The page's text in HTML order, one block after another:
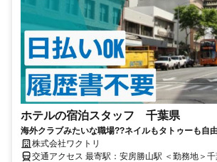
ホテルの宿泊スタッフ 千葉県
海外クラブみたいな職場??ネイルもタトゥーも自
POOLCLUBでお仕事?
株式会社ワクトリ
交通アクセス 最寄駅：安房勝山駅 ＜勤務地＞千葉県安房郡鋸南町下